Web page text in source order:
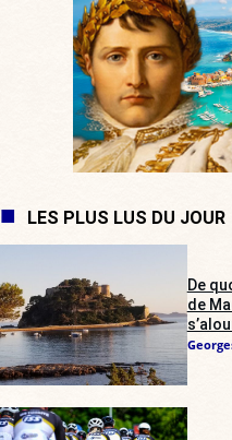
LES PLUS LUS DU JOUR
De
de